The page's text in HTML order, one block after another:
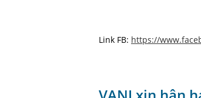
Link FB: https://